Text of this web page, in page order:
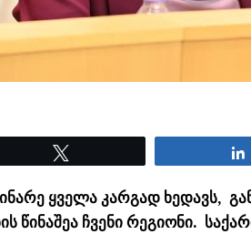
ყველა კარგად ხედავს,
წინაშეა ჩვენი რეგიონი.